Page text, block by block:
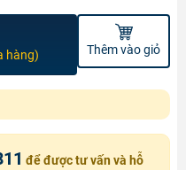
hàng) Thêm vào giỏ
để được tư vấn và hỗ